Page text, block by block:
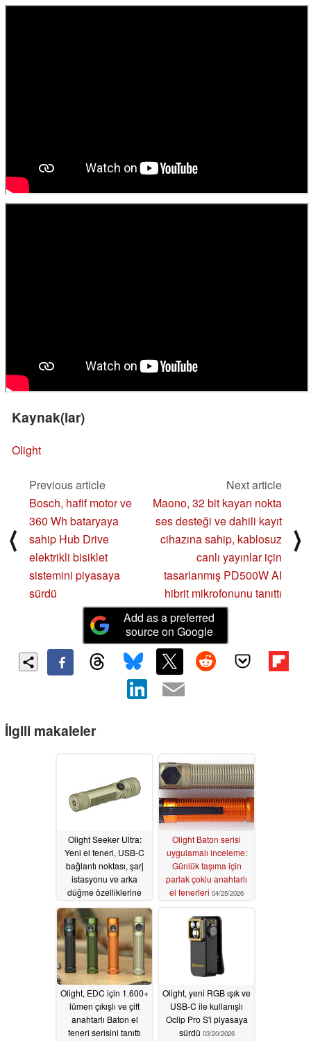
Kaynak(lar)
Olight
⟨
Previous article
Bosch, hafif motor ve
360 Wh bataryaya
sahip Hub Drive
elektrikli bisiklet
sistemini piyasaya
sürdü
Next article
Maono, 32 bit kayan nokta
ses desteği ve dahili kayıt
cihazına sahip, kablosuz
canlı yayınlar için
tasarlanmış PD500W AI
hibrit mikrofonunu tanıttı
⟩
Add as a preferred
source on Google
İlgili makaleler
Olight Seeker Ultra:
Yeni el feneri, USB-C
bağlantı noktası, şarj
istasyonu ve arka
düğme özelliklerine
06/29/2026
Olight Baton serisi
uygulamalı inceleme:
Günlük taşıma için
parlak çoklu anahtarlı
el fenerleri 04/25/2026
Olight, EDC için 1.600+
lümen çıkışlı ve çift
anahtarlı Baton el
feneri serisini tanıttı
Olight, yeni RGB ışık ve
USB-C ile kullanışlı
Oclip Pro S'i piyasaya
sürdü 03/20/2026